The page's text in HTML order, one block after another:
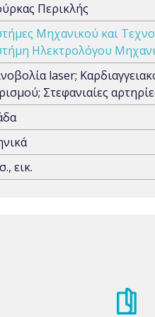
Περικλής
Μηχανικού και
Ηλεκτρολόγου
laser;
Στεφανιαίες
εικ.